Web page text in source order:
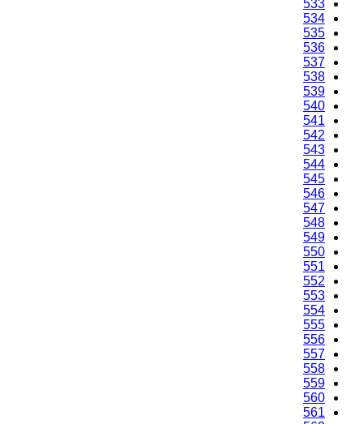
533
534
535
536
537
538
539
540
541
542
543
544
545
546
547
548
549
550
551
552
553
554
555
556
557
558
559
560
561